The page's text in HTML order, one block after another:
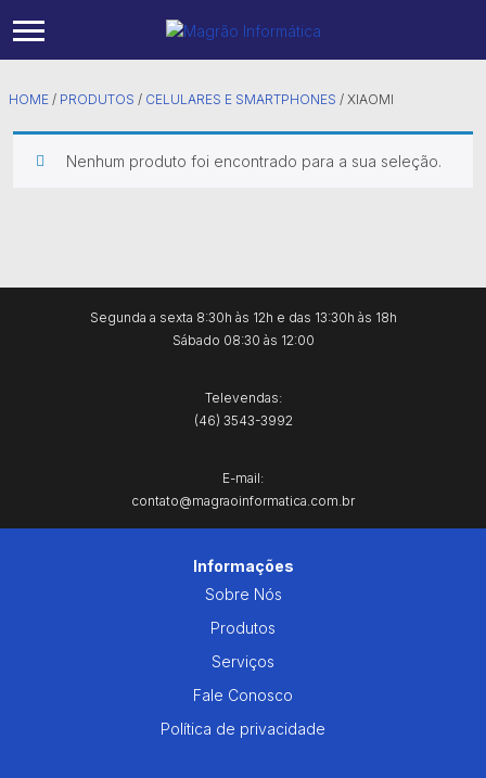
HOME / PRODUTOS / CELULARES E SMARTPHONES / XIAOMI
Nenhum produto foi encontrado para a sua seleção.
Segunda a sexta 8:30h às 12h e das 13:30h às 18h
Sábado 08:30 às 12:00
Televendas:
(46) 3543-3992
E-mail:
contato@magraoinformatica.com.br
Informações
Sobre Nós
Produtos
Serviços
Fale Conosco
Política de privacidade
Samsung
Pc Gamer
Headset
Tanque de TInta
Notebooks
Starlink Residencial